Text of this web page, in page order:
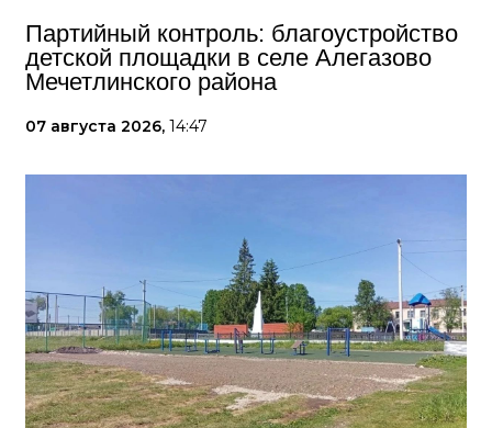
Партийный контроль: благоустройство
детской площадки в селе Алегазово
Мечетлинского района
07 августа 2026, 14:47